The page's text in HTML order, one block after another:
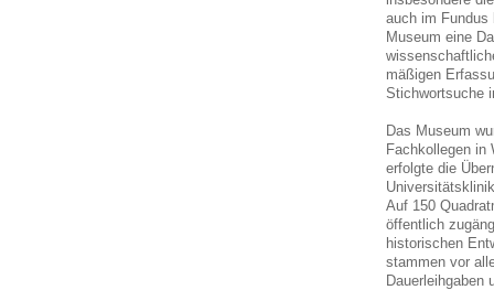
auch im Fundus
Museum eine
mäßigen
Stichwortsuche
Das Museum
Fachkollegen in
erfolgte die
Auf 150
öffentlich
historischen
stammen vor
Dauerleihgaben